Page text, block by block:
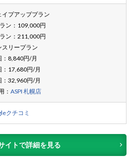
イプアッププラン
ン：109,000円
ン：211,000円
スリープラン
：8,840円/月
：17,680円/月
：32,960円/月
： ASPI 札幌店
クチコミ
イトで詳細を見る